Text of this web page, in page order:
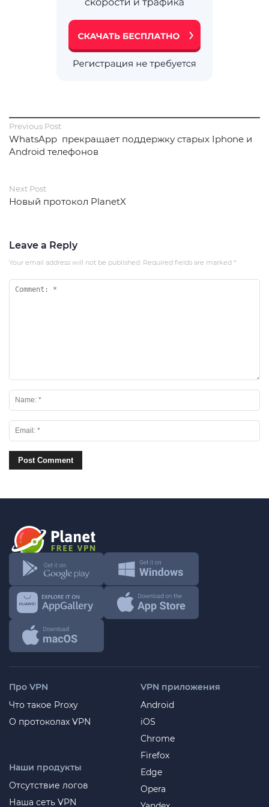
Previous Post
WhatsApp прекращает поддержку старых Iphone и
Android телефонов
Next Post
Новый протокол PlanetX
Leave a Reply
Your email address will not be published. Required fields are marked *
Про VPN
Что такое Proxy
О протоколах VPN
Наши продукты
Отсутствие логов
Наша сеть VPN
VPN приложения
Android
iOS
Chrome
Firefox
Edge
Opera